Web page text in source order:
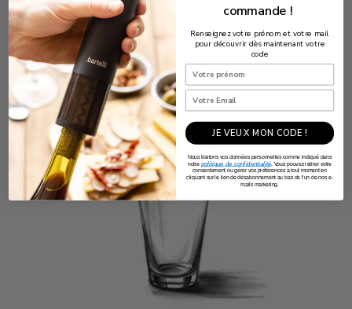
commande !
Renseignez votre prénom et votre mail
pour découvrir dès maintenant votre
code
JE VEUX MON CODE !
Nous traitons vos données personnelles comme indiqué dans
notre politique de confidentialité. Vous pouvez retirer votre
consentement ou gérer vos préférences à tout moment en
cliquant sur le lien de désabonnement au bas de l'un de nos e-
mails marketing.